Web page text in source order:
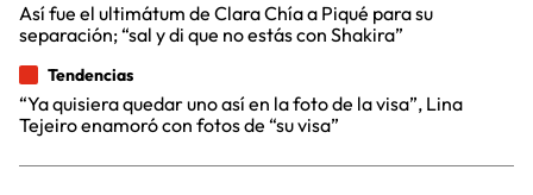
Así fue el ultimátum de Clara Chía a Piqué para su
separación; “sal y di que no estás con Shakira”
Tendencias
“Ya quisiera quedar uno así en la foto de la visa”, Lina
Tejeiro enamoró con fotos de “su visa”